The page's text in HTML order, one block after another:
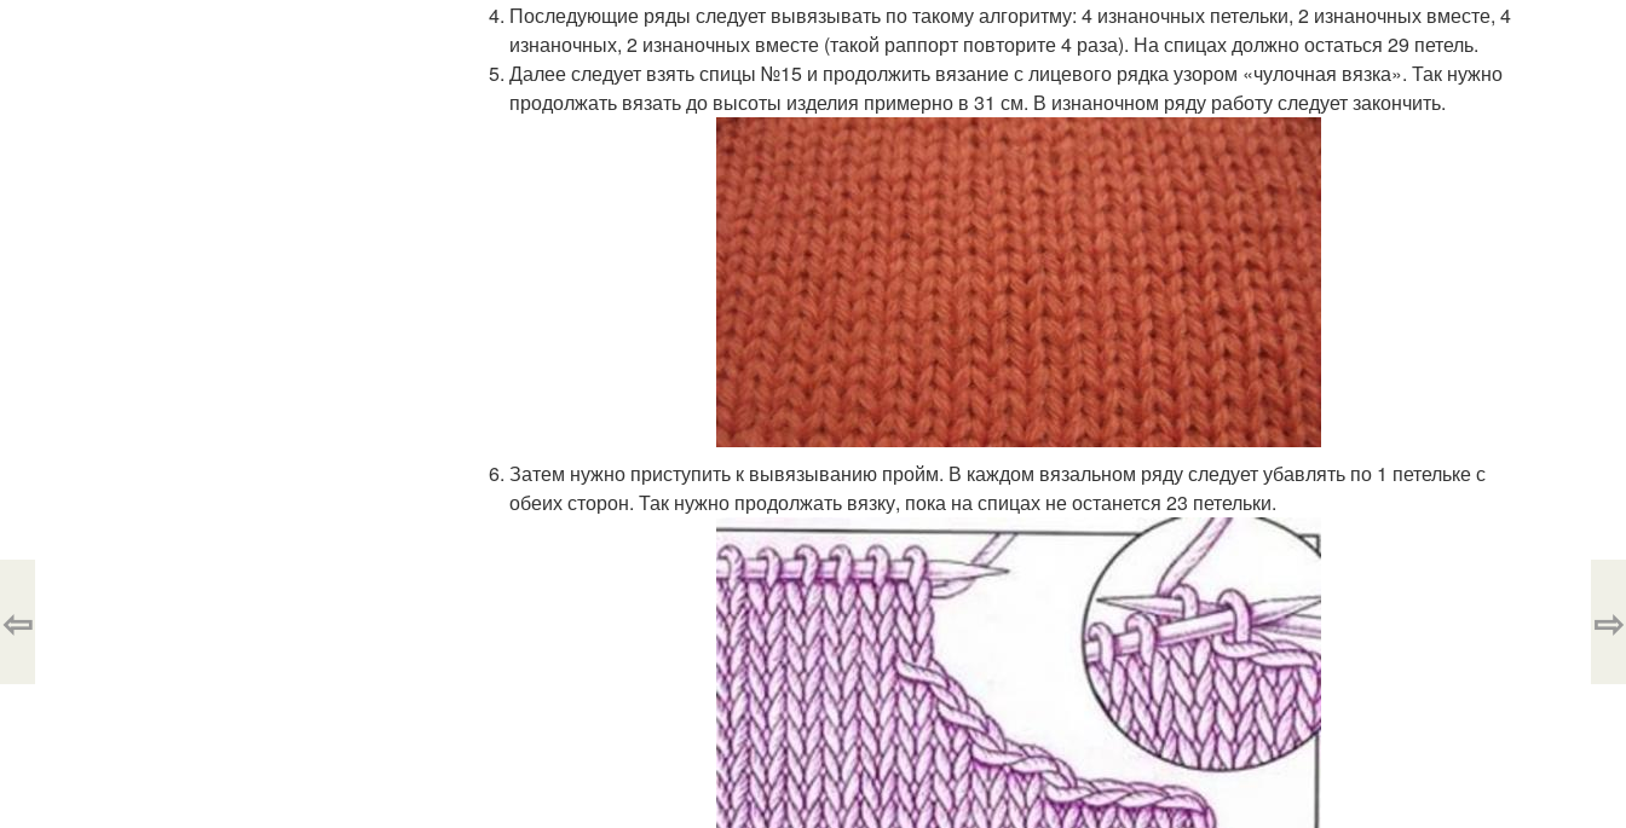
Последующие ряды следует вывязывать по такому алгоритму: 4 изнаночных петельки, 2 изнаночных вместе, 4
изнаночных, 2 изнаночных вместе (такой раппорт повторите 4 раза). На спицах должно остаться 29 петель.
Далее следует взять спицы №15 и продолжить вязание с лицевого рядка узором «чулочная вязка». Так нужно
продолжать вязать до высоты изделия примерно в 31 см. В изнаночном ряду работу следует закончить.
Затем нужно приступить к вывязыванию пройм. В каждом вязальном ряду следует убавлять по 1 петельке с
обеих сторон. Так нужно продолжать вязку, пока на спицах не останется 23 петельки.
⇦ ⇨